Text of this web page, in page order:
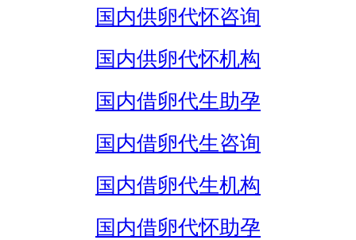
国内供卵代怀咨询
国内供卵代怀机构
国内借卵代生助孕
国内借卵代生咨询
国内借卵代生机构
国内借卵代怀助孕